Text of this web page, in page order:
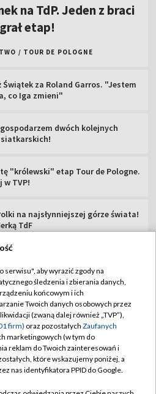
dwóch kolejnych
siatkarskich!
"królewski" etap Tour de Pologne.
na najsłynniejszej górze świata!
Samochodowe MP – 82. Rajd Polski
TVP
Sklep TVP
Reklamy
Handlowa
ogłoszenia
TVP
prywatności
Moje zgody
reklamy
Kontakt
serwisu", aby wyrazić zgody na
śledzenia i zbierania danych,
końcowym i ich
Twoich danych osobowych przez
(zwaną dalej również „TVP”),
firm) oraz pozostałych Zaufanych
marketingowych (w tym do
reklam do Twoich zainteresowań i
które wskazujemy poniżej, a
nas identyfikatora PPID do Google.